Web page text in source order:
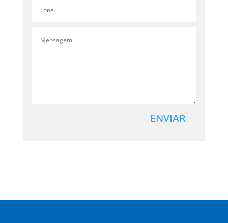
ENVIAR